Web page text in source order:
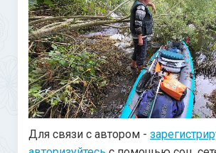
Для связи с автором -